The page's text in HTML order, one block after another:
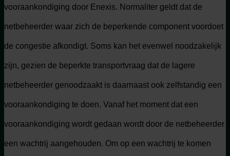
vooraankondiging door Enexis. Normaliter geldt dat de
netbeheerder waar zich de beperkende component voordoet
de congestie afkondigt. Soms kan het evenwel noodzakelijk
zijn, gezien de beperkte transportvraag dat de lagere
netbeheerder genoodzaakt is daarnaast ook zelfstandig een
vooraankondiging te doen. Vanaf het moment dat een
vooraankondiging wordt gedaan wordt door de netbeheerder
een wachtrij aangehouden. Om op een wachtrij te komen